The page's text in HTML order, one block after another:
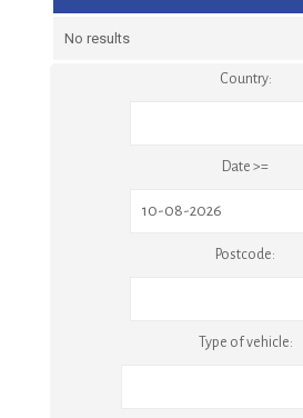
No results
Country:
Date >=
Postcode:
Type of vehicle: